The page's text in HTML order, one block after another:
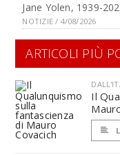
Jane Yolen, 1939-
NOTIZIE / 4/08/2026
ARTICOLI PIÙ
Il